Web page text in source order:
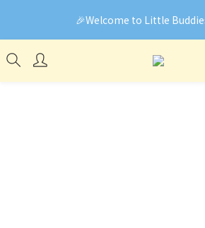
🎉Welcome to Little
🎉Welcome to Little
網頁系統升級中，部份貨品價錢未能正
Facebook Messenger與我